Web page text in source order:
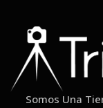
Somos Una